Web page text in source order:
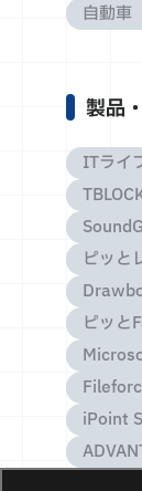
自動車
製品
ITライ
ピッと
ピッと
iPoint